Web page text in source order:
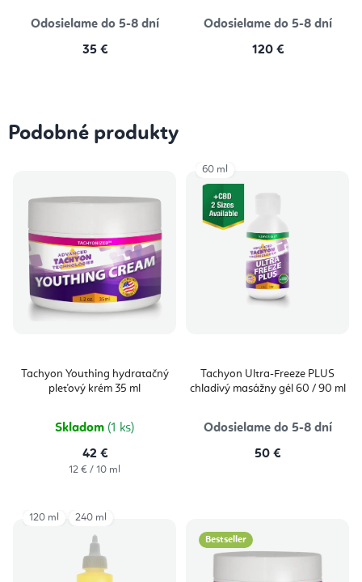
Odosielame do 5-8 dní
35 €
Odosielame do 5-8 dní
120 €
Podobné produkty
Tachyon Youthing hydratačný
pleťový krém 35 ml
Skladom (1 ks)
42 €
Jednotková
12 € / 10 ml
Tachyon Ultra-Freeze PLUS
chladivý masážny gél 60 / 90 ml
Odosielame do 5-8 dní
50 €
60 ml
120 ml 240 ml
Bestseller